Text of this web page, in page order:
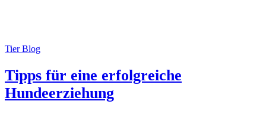
Tier Blog
Tipps für eine erfolgreiche
Hundeerziehung